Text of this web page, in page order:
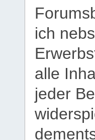
ich
alle
jeder